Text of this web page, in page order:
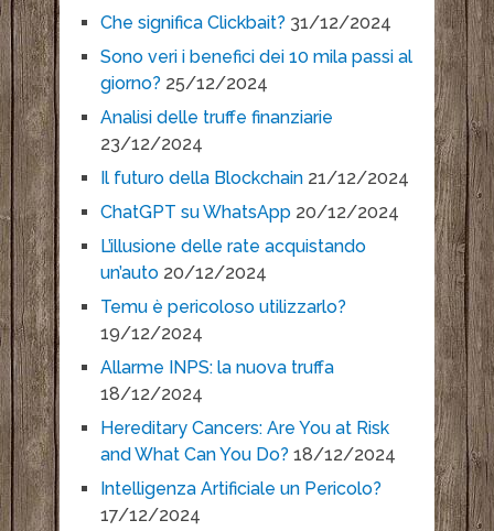
Che significa Clickbait? 31/12/2024
Sono veri i benefici dei 10 mila passi al
giorno? 25/12/2024
Analisi delle truffe finanziarie
23/12/2024
Il futuro della Blockchain 21/12/2024
ChatGPT su WhatsApp 20/12/2024
L’illusione delle rate acquistando
un’auto 20/12/2024
Temu è pericoloso utilizzarlo?
19/12/2024
Allarme INPS: la nuova truffa
18/12/2024
Hereditary Cancers: Are You at Risk
and What Can You Do? 18/12/2024
Intelligenza Artificiale un Pericolo?
17/12/2024